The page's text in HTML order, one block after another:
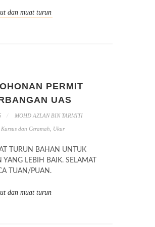
dan muat turun
PERMIT
UAS
MOHD AZLAN BIN TARMITI
Kursus dan Ceramah Ukur
TURUN BAHAN UNTUK
YANG LEBIH BAIK. SELAMAT
TUAN/PUAN.
dan muat turun